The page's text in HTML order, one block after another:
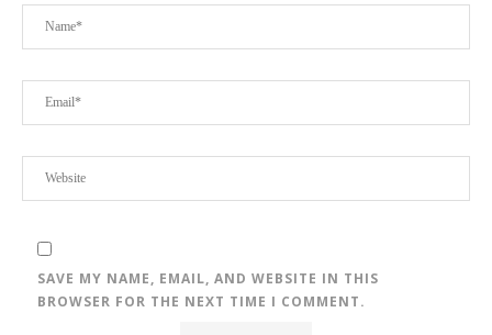
SAVE MY NAME, EMAIL, AND WEBSITE IN THIS
BROWSER FOR THE NEXT TIME I COMMENT.